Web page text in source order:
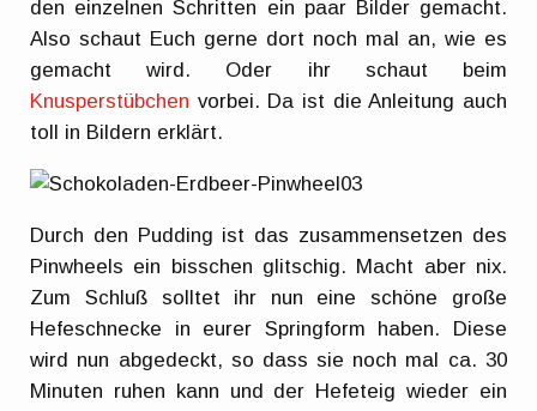
den einzelnen Schritten ein paar Bilder gemacht.
Also schaut Euch gerne dort noch mal an, wie es
gemacht wird. Oder ihr schaut beim
Knusperstübchen vorbei. Da ist die Anleitung auch
toll in Bildern erklärt.
Durch den Pudding ist das zusammensetzen des
Pinwheels ein bisschen glitschig. Macht aber nix.
Zum Schluß solltet ihr nun eine schöne große
Hefeschnecke in eurer Springform haben. Diese
wird nun abgedeckt, so dass sie noch mal ca. 30
Minuten ruhen kann und der Hefeteig wieder ein